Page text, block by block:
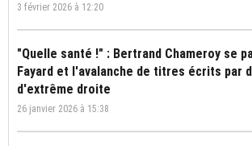
3 février 2026 à 12:20
"Quelle santé !" : Bertrand Chameroy se
Fayard et l'avalanche de titres écrits par
d'extrême droite
26 janvier 2026 à 15:38